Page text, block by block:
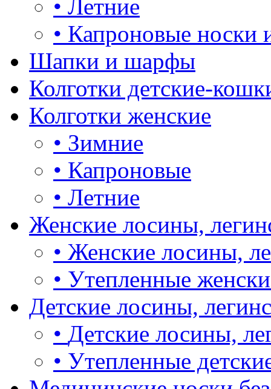
• Летние
• Капроновые носки
Шапки и шарфы
Колготки детские-
Колготки женские
• Зимние
• Капроновые
• Летние
Женские лосины,
• Женские лосины,
• Утепленные
Детские лосины,
• Детские лосины,
• Утепленные